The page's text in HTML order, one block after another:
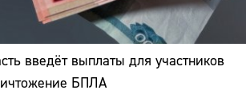
введёт выплаты для участников
БПЛА